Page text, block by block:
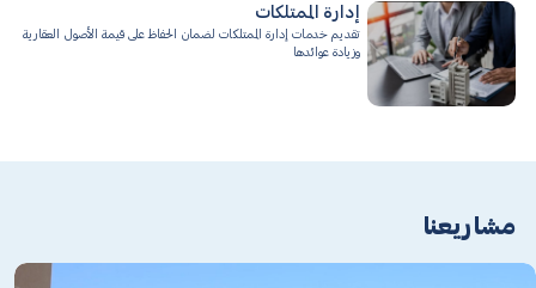
إدارة الممتلكات
تقديم خدمات إدارة الممتلكات لضمان الحفاظ على قيمة الأصول العقارية
وزيادة عوائدها
مشاريعنا